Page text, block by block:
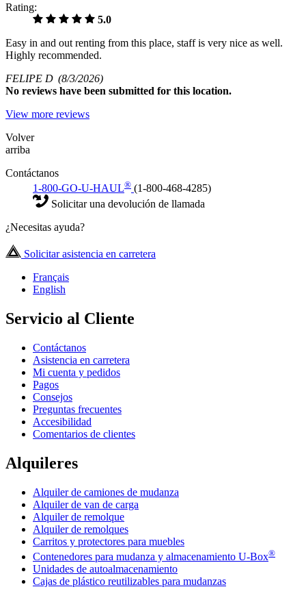
Rating:
5.0
Easy in and out renting from this place, staff is very nice as well.
Highly recommended.
FELIPE D (8/3/2026)
No reviews have been submitted for this location.
View more reviews
Volver
arriba
Contáctanos
1-800-GO-U-HAUL® (1-800-468-4285)
Solicitar una devolución de llamada
¿Necesitas ayuda?
Solicitar asistencia en carretera
Français
English
Servicio al Cliente
Contáctanos
Asistencia en carretera
Mi cuenta y pedidos
Pagos
Consejos
Preguntas frecuentes
Accesibilidad
Comentarios de clientes
Alquileres
Alquiler de camiones de mudanza
Alquiler de van de carga
Alquiler de remolque
Alquiler de remolques
Carritos y protectores para muebles
Contenedores para mudanza y almacenamiento U-Box®
Unidades de autoalmacenamiento
Cajas de plástico reutilizables para mudanzas